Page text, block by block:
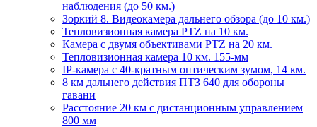
наблюдения (до 50 км.)
Зоркий 8. Видеокамера дальнего обзора (до 10 км.)
Тепловизионная камера PTZ на 10 км.
Камера с двумя объективами PTZ на 20 км.
Тепловизионная камера 10 км. 155-мм
IP-камера с 40-кратным оптическим зумом, 14 км.
8 км дальнего действия ПТЗ 640 для обороны
гавани
Расстояние 20 км с дистанционным управлением
800 мм